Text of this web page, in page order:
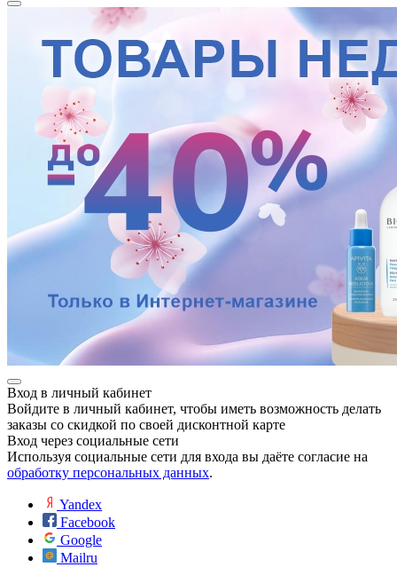
Вход в личный кабинет
Войдите в личный кабинет, чтобы иметь возможность делать
заказы со скидкой по своей дисконтной карте
Вход через социальные сети
Используя социальные сети для входа вы даёте согласие на
обработку персональных данных.
Yandex
Facebook
Google
Mailru